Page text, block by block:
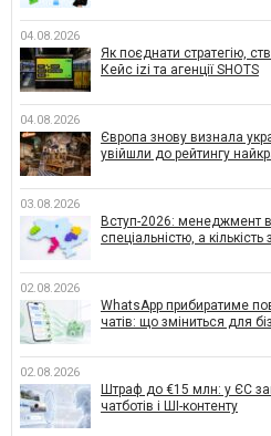
04.08.2026
Як поєднати стратегію,
Кейс izi та агенції SHOTS
04.08.2026
Європа знову визнала
увійшли до рейтингу
03.08.2026
Вступ-2026: менеджмент
спеціальністю, а
02.08.2026
WhatsApp прибиратиме
чатів: що зміниться для
02.08.2026
Штраф до €15 млн: у ЄС
чатботів і ШІ-контенту